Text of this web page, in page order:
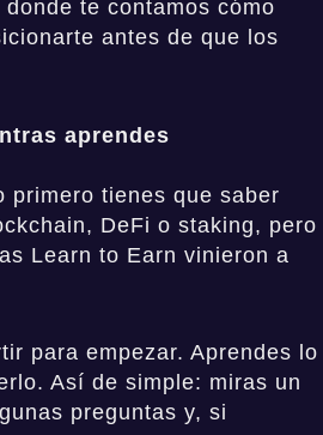
te contamos cómo
antes de que los
aprendes
primero tienes que saber
DeFi o staking, pero
Learn to Earn vinieron a
para empezar. Aprendes lo
Así de simple: miras un
preguntas y, si